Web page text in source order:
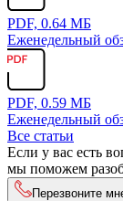
PDF, 0.64 МБ
Еженедельный
PDF, 0.59 МБ
Еженедельный
Все статьи
Если у вас есть
мы поможем
Перезвоните